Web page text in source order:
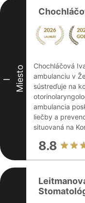
I Miesto
Chochláčová
ambulanciu v
sústreďuje na
ambulancia
liečby a
situovaná na
8.8